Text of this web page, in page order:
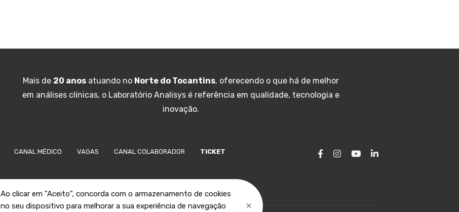
Mais de 20 anosatuando no Norte do Tocantins, oferecendo o que há de melhor
em análises clínicas, o Laboratório Analisys é referência em qualidade, tecnologia e
inovação.
CANAL MÉDICO VAGAS CANAL COLABORADOR TICKET
Ao clicar em "Aceito", concorda com o armazenamento de cookies
no seu dispositivo para melhorar a sua experiência de navegação